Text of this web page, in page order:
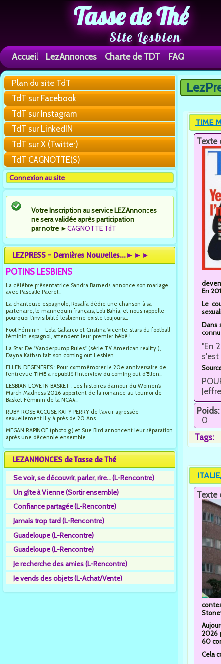
Tasse de Thé
Site Lesbien
Accueil LezAnnonces Charte de TDT FAQ
Plan du site TdT
TdT sur Facebook
TdT sur Instagram
TdT sur LinkedIN
TdT sur X (Twitter)
TdT CAGNOTTE(S)
Connexion au site
Votre Inscription au service LEZAnnonces
ne sera validée après participation
par notre ►CAGNOTTE TdT
LEZPRESS - Dernières Nouvelles...►►►
POTINS LESBIENS
La célèbre présentatrice Sandra Barneda annonce son mariage
avec Pascalle Paerel...
La chanteuse espagnole, Rosalía dédie une chanson à sa
partenaire, le mannequin français, Loli Bahía, et nous rappelle
pourquoi l’invisibilité lesbienne existe toujours...
Foot Féminin - Lola Gallardo et Cristina Vicente, stars du football
féminin espagnol, attendent leur premier bébé !
La Star De "Vanderpump Rules" (série TV American reality ),
Dayna Kathan fait son coming out Lesbien...
ELLEN DEGENERES : Pour commémorer le 20e anniversaire de
l’entrevue TIME a republié l’interview du coming out d’Ellen...
LESBIAN LOVE IN BASKET : Les histoires d’amour du Women’s
March Madness 2026 apportent de la romance au tournoi de
Basket Féminin de la NCAA...
RUBY ROSE ACCUSE KATY PERRY de l'avoir agressée
sexuellement Il y à près de 20 Ans...
MEGAN RAPINOE (photo g.) et Sue Bird annoncent leur séparation
après une décennie ensemble...
LEZANNONCES de Tasse de Thé
Se voir, se découvrir, parler, rire... (L-Rencontre)
Un gîte à Vienne (Sortir ensemble)
Confiance partagée (L-Rencontre)
Jamais trop tard (L-Rencontre)
Guadeloupe (L-Rencontre)
Guadeloupe (L-Rencontre)
Je recherche des amies (L-Rencontre)
Je vends des objets (L-Achat/Vente)
Vous
TIME
Texte
En
Le
Dans
"En
s'est
Poids:
0
Tags:
Texte
2026
60
Cela